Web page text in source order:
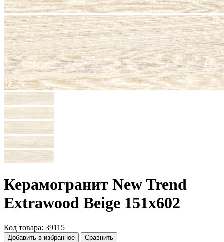
Керамогранит New Trend
Extrawood Beige 151x602
Код товара: 39115
Добавить в избранное Сравнить